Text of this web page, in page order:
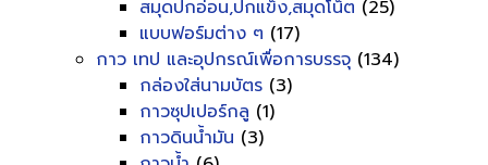
สมุดปกอ่อน,ปกแข็ง,สมุดโน็ต (25)
แบบฟอร์มต่าง ๆ (17)
กาว เทป และอุปกรณ์เพื่อการบรรจุ (134)
กล่องใส่นามบัตร (3)
กาวซุปเปอร์กลู (1)
กาวดินน้ำมัน (3)